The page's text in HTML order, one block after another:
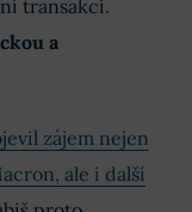
transakci.
a
zájem nejen
ale i další